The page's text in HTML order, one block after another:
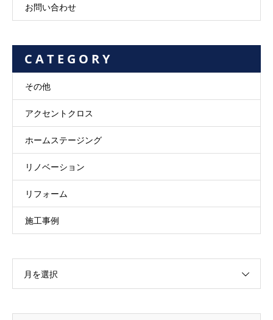
お問い合わせ
C A T E G O R Y
その他
アクセントクロス
ホームステージング
リノベーション
リフォーム
施工事例
月を選択